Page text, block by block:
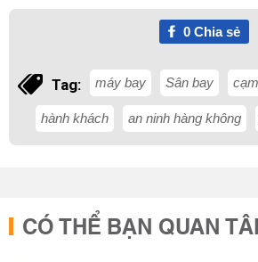
0Chia sẻ
Tag: máy bay Sân bay
hành khách an ninh hàng không
CÓ THỂ BẠN QUAN